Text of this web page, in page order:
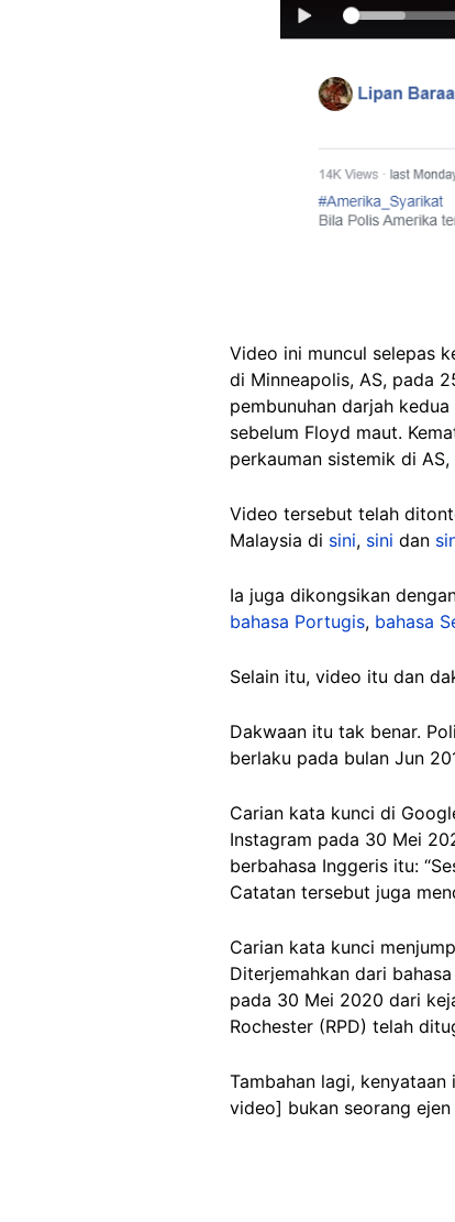
Video ini muncul selepas
di Minneapolis, AS, pada
pembunuhan darjah
sebelum Floyd maut.
perkauman sistemik di
Video tersebut telah
Malaysia di sini, sini dan
Ia juga dikongsikan
bahasa Portugis, bahasa
Selain itu, video itu dan
Dakwaan itu tak benar.
berlaku pada bulan Jun
Carian kata kunci di
Instagram pada 30 Mei
berbahasa Inggeris itu:
Catatan tersebut juga
Carian kata kunci
Diterjemahkan dari
pada 30 Mei 2020 dari
Rochester (RPD) telah
Tambahan lagi,
video] bukan seorang ejen